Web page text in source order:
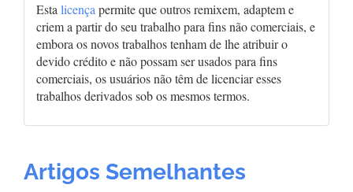
Estalicençapermite que outros remixem, adaptem e
criem a partir do seu trabalho para fins não comerciais, e
embora os novos trabalhos tenham de lhe atribuir o
devido crédito e não possam ser usados para fins
comerciais, os usuários não têm de licenciar esses
trabalhos derivados sob os mesmos termos.
Artigos Semelhantes